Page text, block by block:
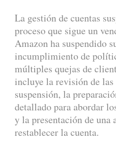
La gestión de cuentas
proceso que sigue un
Amazon ha suspendido
incumplimiento de
múltiples quejas de
incluye la revisión de las
suspensión, la
detallado para abordar
y la presentación de una
restablecer la cuenta.